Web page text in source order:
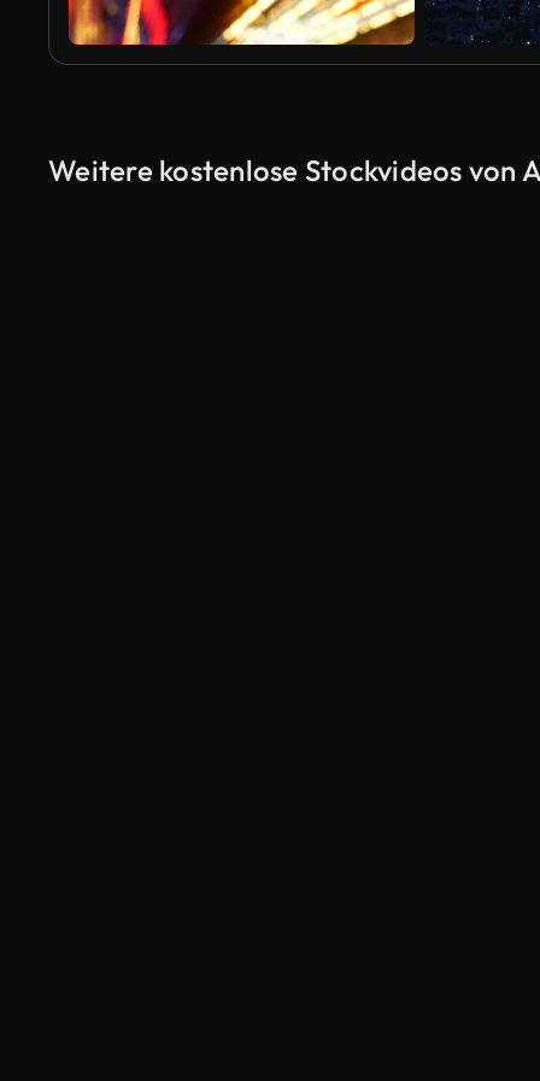
Weitere kostenlose Stockvideos von